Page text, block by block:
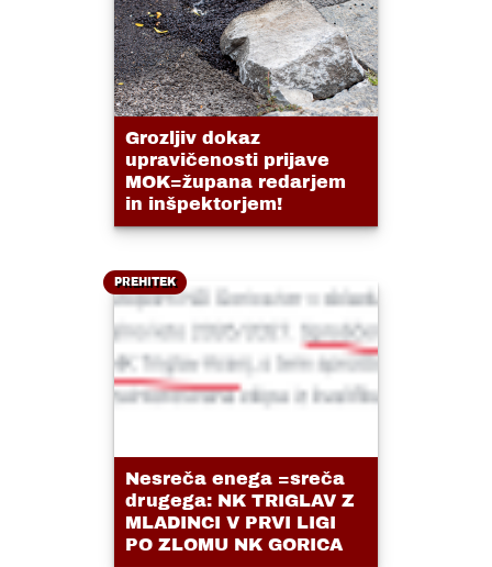
Grozljiv dokaz
upravičenosti prijave
MOK=župana redarjem
in inšpektorjem!
PREHITEK
Nesreča enega =sreča
drugega: NK TRIGLAV Z
MLADINCI V PRVI LIGI
PO ZLOMU NK GORICA